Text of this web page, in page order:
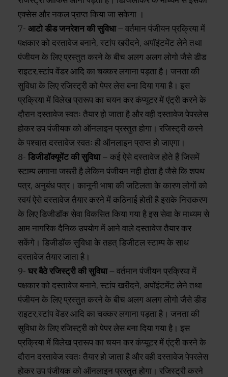
एक्सेस और नकल प्राप्त किया जा सकेगा ।
7- आटो डीड जनरेशन की सुविधा– वर्तमान पंजीयन प्रक्रिया में
पक्षकार को दस्तावेज बनाने, स्टांप खरीदने, अपॉइंटमेंट लेने तथा
पंजीयन के लिए प्रस्तुत करने के बीच अलग अलग लोगो जैसे डीड
राइटर,स्टांप वेंडर आदि का चक्कर लगाना पड़ता है। जनता की
सुविधा के लिए रजिस्ट्री को पेपर लेस बना दिया गया है। इस
प्रक्रिया में विलेख प्रारूप का चयन कर कंप्यूटर में एंट्री करने के
दौरान दस्तावेज स्वतः तैयार हो जाता है और वही दस्तावेज पेपरलेस
होकर उप पंजीयक को ऑनलाइन प्रस्तुत होगा। रजिस्ट्री करने
के पश्चात दस्तावेज स्वतः ही ऑनलाइन प्राप्त हो जाएगा।
8- डिजीडॉक्यूमेंट की सुविधा – कई ऐसे दस्तावेज होते हैं जिसमें
स्टाम्प लगाना जरूरी है लेकिन पंजीयन नही होता है जैसे कि शपथ
पत्र, अनुबंध पत्र। कानूनी भाषा की जटिलता के कारण लोगों को
स्वयं ऐसे दस्तावेज तैयार करने में कठिनाई होती है इसके निराकरण
के लिए डिजीडॉक सेवा विकसित किया गया है इस सेवा के माध्यम से
आम नागरिक दैनिक उपयोग में आने वाले दस्तावेज तैयार कर
सकेंगे। डिजीडॉक सुविधा के तहत् डिजीटल स्टाम्प के साथ
दस्तावेज तैयार जाता है।
9- घर बैठे रजिस्ट्री की सुविधा– वर्तमान पंजीयन प्रक्रिया में
पक्षकार को दस्तावेज बनाने, स्टांप खरीदने, अपॉइंटमेंट लेने तथा
पंजीयन के लिए प्रस्तुत करने के बीच अलग अलग लोगो जैसे डीड
राइटर,स्टांप वेंडर आदि का चक्कर लगाना पड़ता है। जनता की
सुविधा के लिए रजिस्ट्री को पेपर लेस बना दिया गया है। इस
प्रक्रिया में विलेख प्रारूप का चयन कर कंप्यूटर में एंट्री करने के
दौरान दस्तावेज स्वतः तैयार हो जाता है और वही दस्तावेज पेपरलेस
होकर उप पंजीयक को ऑनलाइन प्रस्तुत होगा। रजिस्ट्री करने